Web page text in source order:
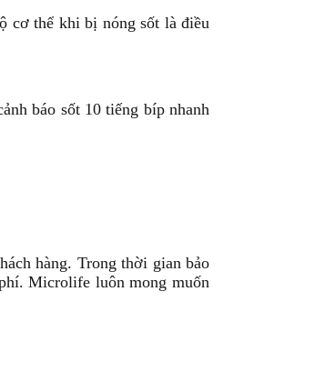
cơ thể khi bị nóng sốt là điều
báo sốt 10 tiếng bíp nhanh
hàng. Trong thời gian bảo
Microlife luôn mong muốn